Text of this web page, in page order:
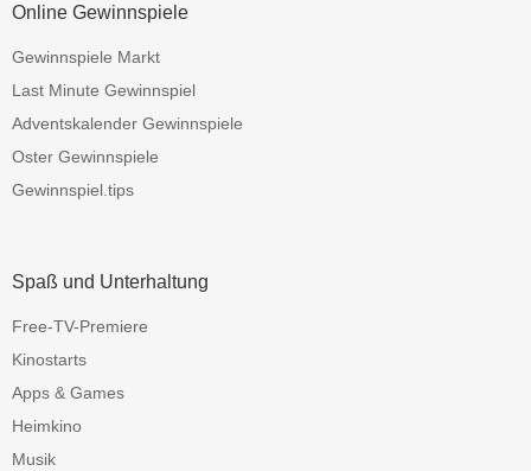
Online Gewinnspiele
Gewinnspiele Markt
Last Minute Gewinnspiel
Adventskalender Gewinnspiele
Oster Gewinnspiele
Gewinnspiel.tips
Spaß und Unterhaltung
Free-TV-Premiere
Kinostarts
Apps & Games
Heimkino
Musik